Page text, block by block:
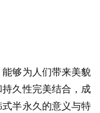
够为人们带来美貌
久性完美结合，成
半永久的意义与特